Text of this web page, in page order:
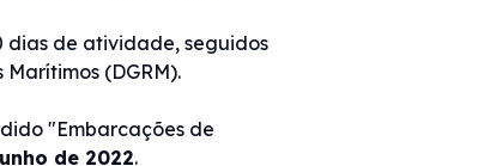
dias de atividade, seguidos
(DGRM).
"Embarcações de
de 2022.